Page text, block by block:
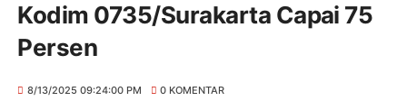
Kodim 0735/Surakarta Capai 75
Persen
8/13/2025 09:24:00 PM 0 KOMENTAR